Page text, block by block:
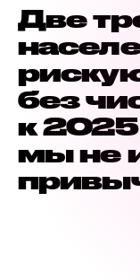
Две
без
к 2025
мы не